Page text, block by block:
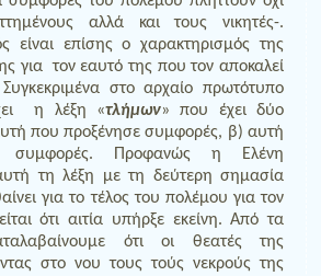
αλλά και τους νικητές-.
είναι επίσης ο χαρακτηρισμός της
για τον εαυτό της που τον αποκαλεί
στο αρχαίο πρωτότυπο
η λέξη «τλήμων» που έχει δύο
που προξένησε συμφορές, β) αυτή
συμφορές. Προφανώς η Ελένη
τη λέξη με τη δεύτερη σημασία
για το τέλος του πολέμου για τον
ότι αιτία υπήρξε εκείνη. Από τα
ότι οι θεατές της
στο νου τους τούς νεκρούς της